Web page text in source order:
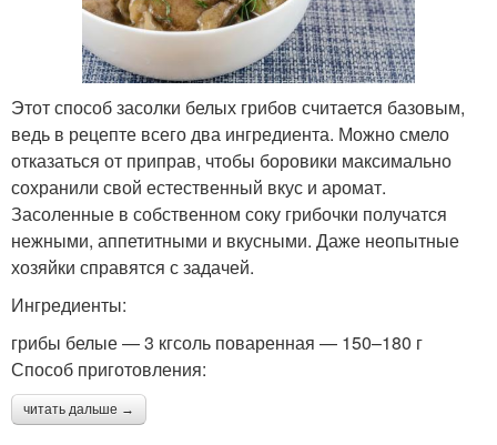
Этот способ засолки белых грибов считается базовым,
ведь в рецепте всего два ингредиента. Можно смело
отказаться от приправ, чтобы боровики максимально
сохранили свой естественный вкус и аромат.
Засоленные в собственном соку грибочки получатся
нежными, аппетитными и вкусными. Даже неопытные
хозяйки справятся с задачей.
Ингредиенты:
грибы белые — 3 кгсоль поваренная — 150–180 г
Способ приготовления:
читать дальше →